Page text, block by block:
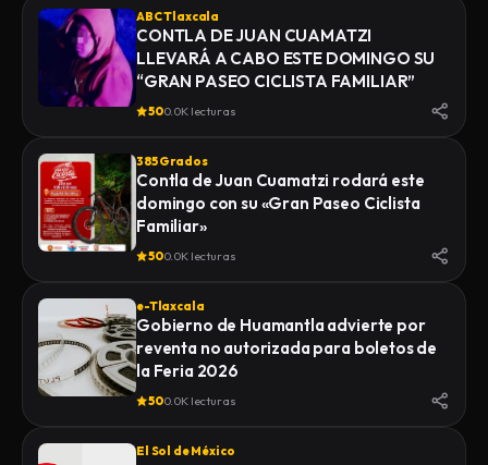
ABC Tlaxcala
CONTLA DE JUAN CUAMATZI
LLEVARÁ A CABO ESTE DOMINGO SU
“GRAN PASEO CICLISTA FAMILIAR”
500.0K lecturas
385 Grados
Contla de Juan Cuamatzi rodará este
domingo con su «Gran Paseo Ciclista
Familiar»
500.0K lecturas
e-Tlaxcala
Gobierno de Huamantla advierte por
reventa no autorizada para boletos de
la Feria 2026
500.0K lecturas
El Sol de México